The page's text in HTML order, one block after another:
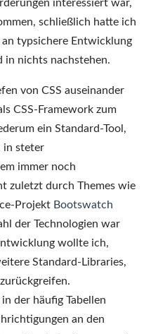
interessiert war,
schließlich hatte ich
typsichere Entwicklung
in nichts nachstehen.
von CSS auseinander
CSS-Framework zum
ein Standard-Tool,
in steter
immer noch
zuletzt durch Themes wie
Projekt Bootswatch
der Technologien war
wollte ich,
Standard-Libraries,
der häufig Tabellen
an den